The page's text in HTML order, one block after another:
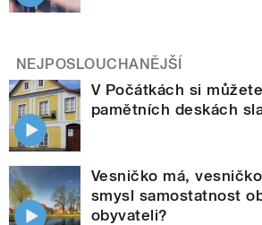
NEJPOSLOUCHANĚJŠÍ
V Počátkách si
pamětních deskách
Vesničko má,
smysl samostatnost
obyvateli?